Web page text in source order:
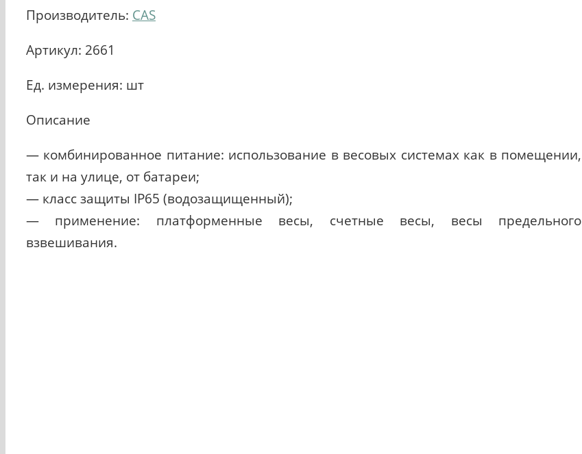
Производитель: CAS
Артикул: 2661
Ед. измерения: шт
Описание
— комбинированное питание: использование в весовых системах как в помещении,
так и на улице, от батареи;
— класс защиты IP65 (водозащищенный);
— применение: платформенные весы, счетные весы, весы предельного
взвешивания.